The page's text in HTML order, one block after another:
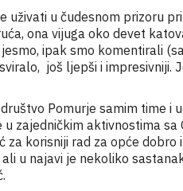
u čudesnom prizoru
ona vijuga oko devet
ipak smo komentirali
još ljepši i impresivniji.
Pomurje samim time i
zajedničkim aktivnostima sa
korisniji rad za opće dobro
u najavi je nekoliko